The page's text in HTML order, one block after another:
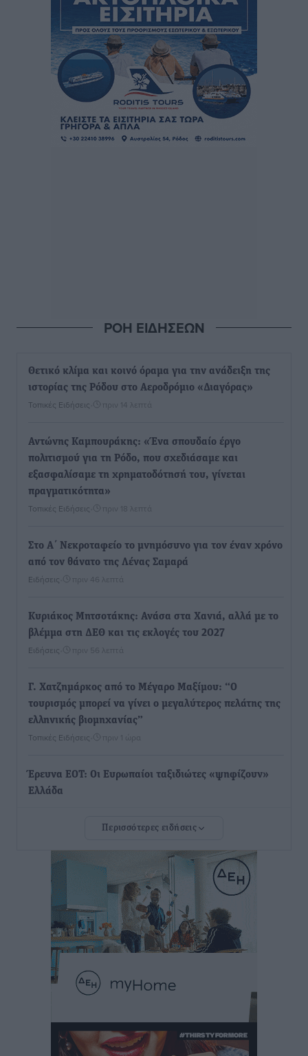
ΡΟΗ ΕΙΔΗΣΕΩΝ
Θετικό κλίμα και κοινό όραμα για την ανάδειξη της
ιστορίας της Ρόδου στο Αεροδρόμιο «Διαγόρας»
Τοπικές Ειδήσεις πριν 14 λεπτά
Αντώνης Καμπουράκης: «Ένα σπουδαίο έργο
πολιτισμού για τη Ρόδο, που σχεδιάσαμε και
εξασφαλίσαμε τη χρηματοδότησή του, γίνεται
πραγματικότητα»
Τοπικές Ειδήσεις πριν 18 λεπτά
Στο Α΄ Νεκροταφείο το μνημόσυνο για τον έναν χρόνο
από τον θάνατο της Λένας Σαμαρά
Ειδήσεις πριν 46 λεπτά
Κυριάκος Μητσοτάκης: Ανάσα στα Χανιά, αλλά με το
βλέμμα στη ΔΕΘ και τις εκλογές του 2027
Ειδήσεις πριν 56 λεπτά
Γ. Χατζημάρκος από το Μέγαρο Μαξίμου: “Ο
τουρισμός μπορεί να γίνει ο μεγαλύτερος πελάτης της
ελληνικής βιομηχανίας”
Τοπικές Ειδήσεις πριν 1 ώρα
Έρευνα ΕΟΤ: Οι Ευρωπαίοι ταξιδιώτες «ψηφίζουν»
Ελλάδα
υποχρεωτική η δημοσίευσή τους από την 1η
Οκτωβρίου
Ειδήσεις• πριν 1 ώρα
Καύσιμα: «Καίνε» οι τιμές και στα νησιά μας – Γιατί
δεν πέφτουν και πότε μπορεί να έρθει αποκλιμάκωση
Τοπικές Ειδήσεις
Πάνω από 1.500 έλεγχοι με drones σε 300 παραλίες
κατά της αυθαίρετης κατάληψης του αιγιαλού – Τα
στοιχεία για τη Ρόδο
Περισσότερες ειδήσεις